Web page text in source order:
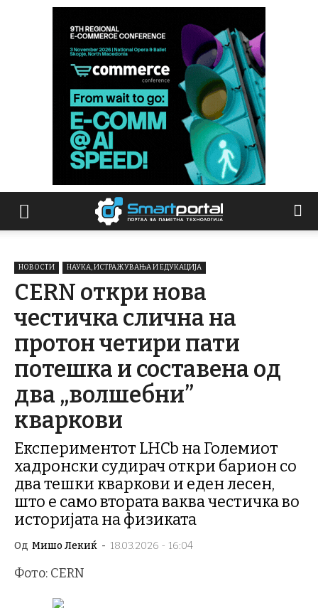
НОВОСТИ НАУКА, ИСТРАЖУВАЊА И ЕДУКАЦИЈА
CERN откри нова
честичка слична на
протон четири пати
потешка и составена од
два „волшебни”
кваркови
Експериментот LHCb на Големиот
хадронски судирач откри барион со
два тешки кваркови и еден лесен,
што е само втората ваква честичка во
историјата на физиката
Од Мишо Лекиќ - 18.03.2026 - 16:04
Фото: CERN